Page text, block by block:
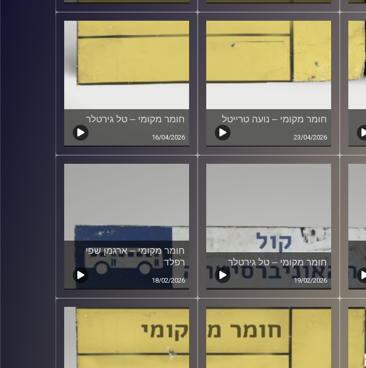
חומר מקומי – נועה טרייטל
23/04/2026
חומר מקומי – טל גירטלר
16/04/2026
חומר מקומי – טל גירטלר
19/02/2026
חומר מקומי – ארגמן שפי
רפלד
18/02/2026